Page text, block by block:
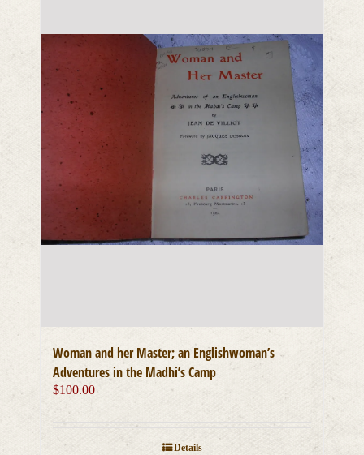
Woman and her Master; an Englishwoman’s
Adventures in the Madhi’s Camp
$100.00
Details